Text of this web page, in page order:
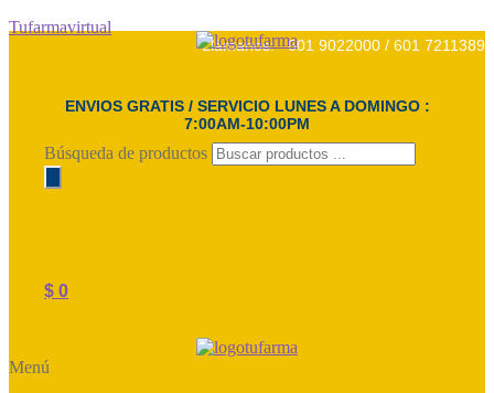
Tufarmavirtual
Llámanos: 601 9022000 / 601 7211389
ENVIOS GRATIS / SERVICIO LUNES A DOMINGO :
7:00AM-10:00PM
Búsqueda de productos
$ 0
Menú